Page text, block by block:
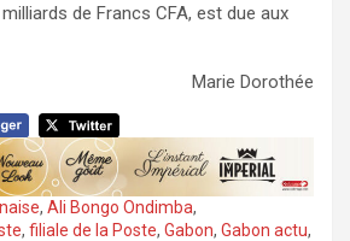
de Francs CFA, est due aux
Marie Dorothée
, Ali Bongo Ondimba,
, filiale de la Poste, Gabon, Gabon actu,